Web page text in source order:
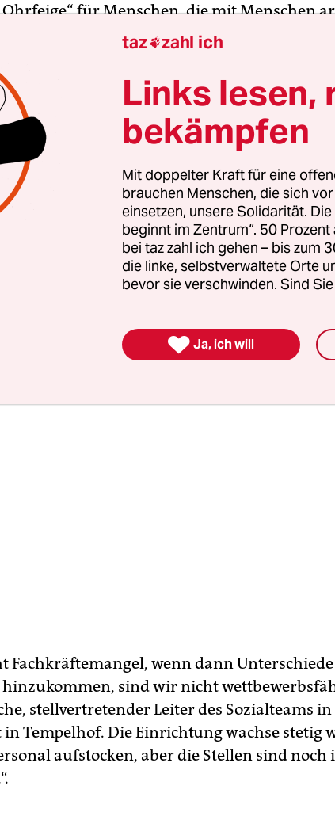
für Menschen, die mit Menschen
am Montagmorgen. Er leitet die von der
und dem Internationalen Bund
im ehemaligen Flughafen
leisten wir die gleiche Arbeit wie öffentliche
sagt er. Das „Fass endgültig zum
das
„Zurückrudern des Senats“ bei der
, betont auch der
diese Ungleichbehandlung wird am
Die Forderung: „Gleicher Lohn
Einrichtungen, darunter Kitas, Beratungs-
betreut werden, gibt es einen
Fachkräftemangel, wenn dann
sind wir nicht
stellvertretender Leiter des Sozialteams
Tempelhof. Die Einrichtung wachse stetig
aufstocken, aber die Stellen sind
taz zahl ich
Links lesen,
bekämpfen
Mit doppelter Kraft für eine
brauchen Menschen, die sich
einsetzen, unsere Solidarität.
beginnt im Zentrum“. 50
bei taz zahl ich gehen – bis zum
die linke, selbstverwaltete Orte
bevor sie verschwinden. Sind
 Ja, ich will